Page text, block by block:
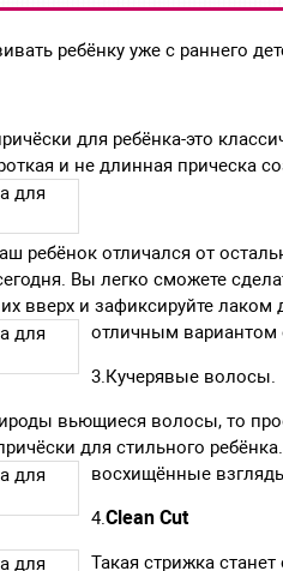
ребёнку уже с раннего
для ребёнка-это
и не длинная прическа
ребёнок отличался от
Вы легко сможете
вверх и зафиксируйте
отличным вариантом
3.Кучерявые волосы.
вьющиеся волосы, то
для стильного
восхищённые
4.Clean Cut
Такая стрижка